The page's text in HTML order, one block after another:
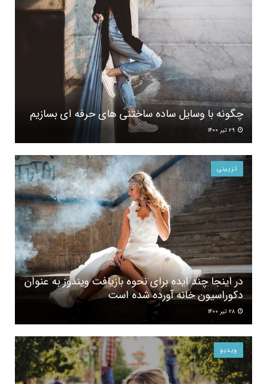
چگونه با وسایل ساده ساختنی های حرفه ای بسازیم
تزیینی
در اینجا چند ایده برای نحوه بازیافت ویندوز به عنوان
دکوراسیون خانه آورده شده است
ویدیو